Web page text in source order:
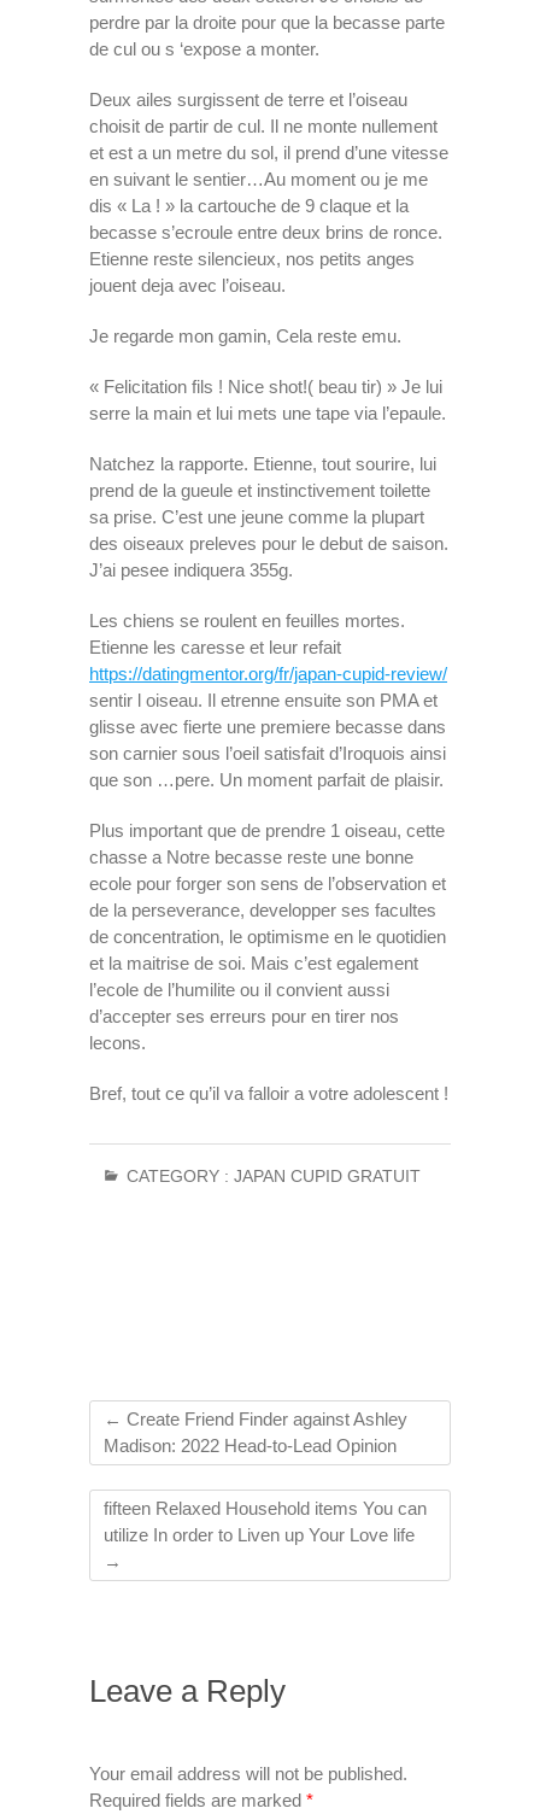
perdre par la droite pour que la becasse parte
de cul ou s ‘expose a monter.
Deux ailes surgissent de terre et l’oiseau
choisit de partir de cul. Il ne monte nullement
et est a un metre du sol, il prend d’une vitesse
en suivant le sentier…Au moment ou je me
dis « La ! » la cartouche de 9 claque et la
becasse s’ecroule entre deux brins de ronce.
Etienne reste silencieux, nos petits anges
jouent deja avec l’oiseau.
Je regarde mon gamin, Cela reste emu.
« Felicitation fils ! Nice shot!( beau tir) » Je lui
serre la main et lui mets une tape via l’epaule.
Natchez la rapporte. Etienne, tout sourire, lui
prend de la gueule et instinctivement toilette
sa prise. C’est une jeune comme la plupart
des oiseaux preleves pour le debut de saison.
J’ai pesee indiquera 355g.
Les chiens se roulent en feuilles mortes.
Etienne les caresse et leur refait
https://datingmentor.org/fr/japan-cupid-review/
sentir l oiseau. Il etrenne ensuite son PMA et
glisse avec fierte une premiere becasse dans
son carnier sous l’oeil satisfait d’Iroquois ainsi
que son …pere. Un moment parfait de plaisir.
Plus important que de prendre 1 oiseau, cette
chasse a Notre becasse reste une bonne
ecole pour forger son sens de l’observation et
de la perseverance, developper ses facultes
de concentration, le optimisme en le quotidien
et la maitrise de soi. Mais c’est egalement
l’ecole de l’humilite ou il convient aussi
d’accepter ses erreurs pour en tirer nos
lecons.
Bref, tout ce qu’il va falloir a votre adolescent !
CATEGORY : JAPAN CUPID GRATUIT
← Create Friend Finder against Ashley
Madison: 2022 Head-to-Lead Opinion
fifteen Relaxed Household items You can
utilize In order to Liven up Your Love life
→
Leave a Reply
Your email address will not be published.
Required fields are marked *